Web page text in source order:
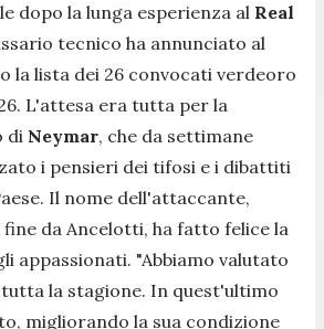
dopo la lunga esperienza al Real
tecnico ha annunciato al
la lista dei 26 convocati verdeoro
L'attesa era tutta per la
di Neymar, che da settimane
i pensieri dei tifosi e i dibattiti
Il nome dell'attaccante,
da Ancelotti, ha fatto felice la
appassionati. "Abbiamo valutato
la stagione. In quest'ultimo
migliorando la sua condizione